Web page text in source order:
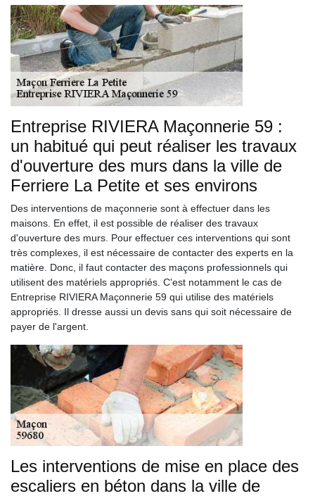
Entreprise RIVIERA Maçonnerie 59 :
un habitué qui peut réaliser les travaux
d'ouverture des murs dans la ville de
Ferriere La Petite et ses environs
Des interventions de maçonnerie sont à effectuer dans les
maisons. En effet, il est possible de réaliser des travaux
d'ouverture des murs. Pour effectuer ces interventions qui sont
très complexes, il est nécessaire de contacter des experts en la
matière. Donc, il faut contacter des maçons professionnels qui
utilisent des matériels appropriés. C'est notamment le cas de
Entreprise RIVIERA Maçonnerie 59 qui utilise des matériels
appropriés. Il dresse aussi un devis sans qui soit nécessaire de
payer de l'argent.
Les interventions de mise en place des
escaliers en béton dans la ville de